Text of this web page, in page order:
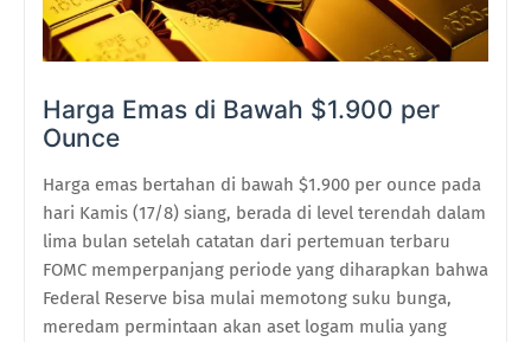
Harga Emas di Bawah $1.900 per
Ounce
Harga emas bertahan di bawah $1.900 per ounce pada
hari Kamis (17/8) siang, berada di level terendah dalam
lima bulan setelah catatan dari pertemuan terbaru
FOMC memperpanjang periode yang diharapkan bahwa
Federal Reserve bisa mulai memotong suku bunga,
meredam permintaan akan aset logam mulia yang